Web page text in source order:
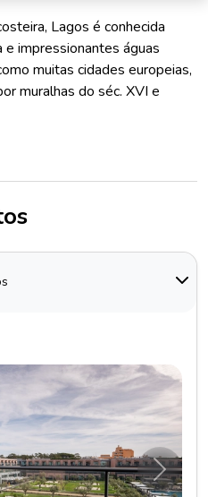
Lagos é conhecida
e impressionantes águas
muitas cidades europeias,
muralhas do séc. XVI e